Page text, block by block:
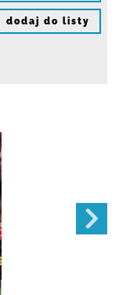
dodaj do listy